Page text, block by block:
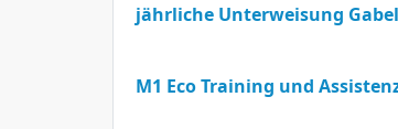
jährliche Unterweisung
M1 Eco Training und